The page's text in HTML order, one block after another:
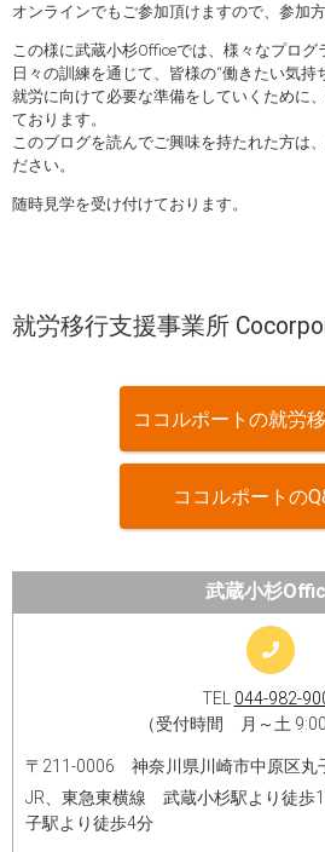
オンラインでもご参加頂けますので、参加
この様に武蔵小杉Officeでは、様々なプログ
日々の訓練を通じて、皆様の“働きたい気持
就労に向けて必要な準備をしていくために
ております。
このブログを読んでご興味を持たれた方は
ださい。
随時見学を受け付けております。
就労移行支援事業所
ココルポートの就労
ココルポートの
武蔵小杉
TEL 044-982-
（受付時間 月～土 9:00
〒211-0006 神奈川県川崎市中原区丸
JR、東急東横線 武蔵小杉駅より徒
子駅より徒歩4分